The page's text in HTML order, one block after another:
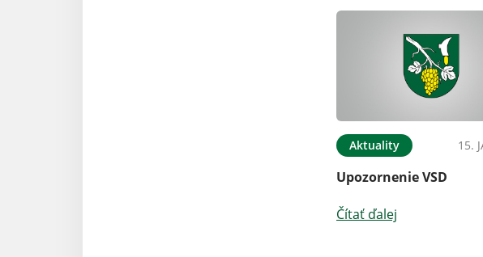
Aktuality 15.
Upozornenie VSD
Čítať ďalej